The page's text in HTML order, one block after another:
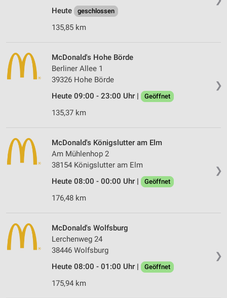
Heute geschlossen
135,85 km
❯
McDonald's Hohe Börde
Berliner Allee 1
39326 Hohe Börde
Heute 09:00 - 23:00 Uhr |
Geöffnet
135,37 km
❯
McDonald's Königslutter am Elm
Am Mühlenhop 2
38154 Königslutter am Elm
Heute 08:00 - 00:00 Uhr |
Geöffnet
176,48 km
❯
McDonald's Wolfsburg
Lerchenweg 24
38446 Wolfsburg
Heute 08:00 - 01:00 Uhr |
Geöffnet
175,94 km